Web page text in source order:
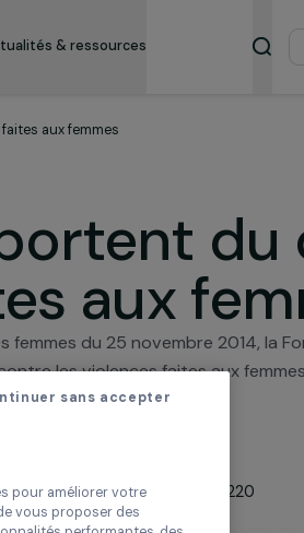
Actualités & ressources
violence faites aux femmes
portent
aux
des femmes du 25
contre les violences